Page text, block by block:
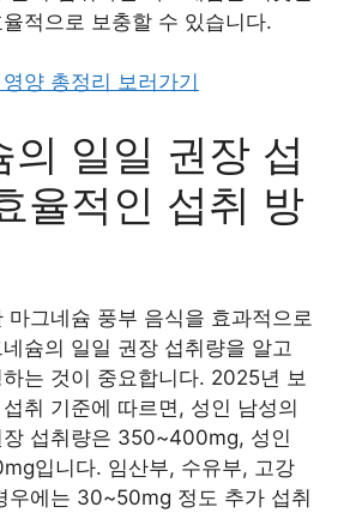
적으로 보충할 수 있습니다.
양 총정리 보러가기
의 일일 권장 섭
율적인 섭취 방
마그네슘 풍부 음식을 효과적으로
슘의 일일 권장 섭취량을 알고
는 것이 중요합니다. 2025년 보
취 기준에 따르면, 성인 남성의
섭취량은 350~400mg, 성인
입니다. 임산부, 수유부, 고강
우에는 30~50mg 정도 추가 섭취